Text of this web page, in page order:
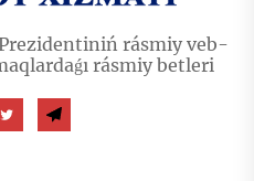
rásmiy veb-
rásmiy betleri